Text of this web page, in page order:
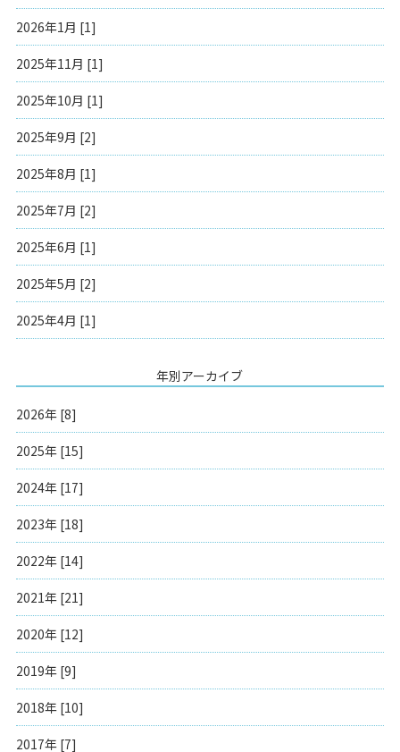
2026年1月 [1]
2025年11月 [1]
2025年10月 [1]
2025年9月 [2]
2025年8月 [1]
2025年7月 [2]
2025年6月 [1]
2025年5月 [2]
2025年4月 [1]
年別アーカイブ
2026年 [8]
2025年 [15]
2024年 [17]
2023年 [18]
2022年 [14]
2021年 [21]
2020年 [12]
2019年 [9]
2018年 [10]
2017年 [7]